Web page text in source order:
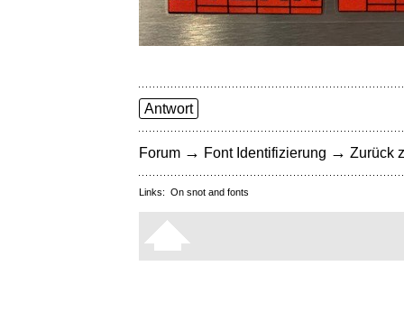
Antwort
Forum → Font Identifizierung → Zurück
Links: On snot and fonts